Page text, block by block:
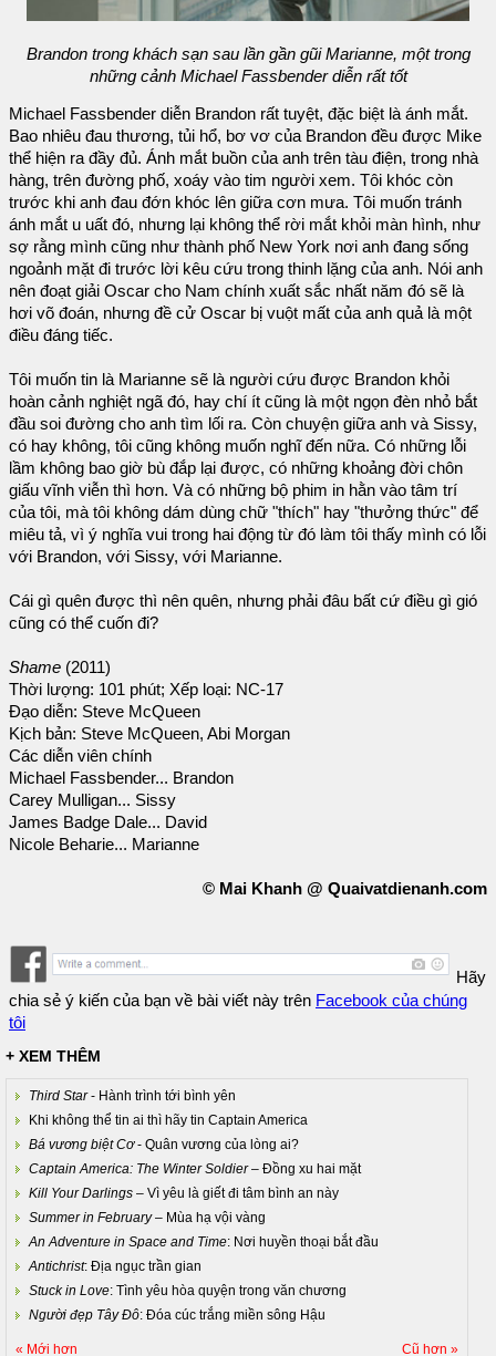
Brandon trong khách sạn sau lần gần gũi Marianne, một trong
những cảnh Michael Fassbender diễn rất tốt
Michael Fassbender diễn Brandon rất tuyệt, đặc biệt là ánh mắt.
Bao nhiêu đau thương, tủi hổ, bơ vơ của Brandon đều được Mike
thể hiện ra đầy đủ. Ánh mắt buồn của anh trên tàu điện, trong nhà
hàng, trên đường phố, xoáy vào tim người xem. Tôi khóc còn
trước khi anh đau đớn khóc lên giữa cơn mưa. Tôi muốn tránh
ánh mắt u uất đó, nhưng lại không thể rời mắt khỏi màn hình, như
sợ rằng mình cũng như thành phố New York nơi anh đang sống
ngoảnh mặt đi trước lời kêu cứu trong thinh lặng của anh. Nói anh
nên đoạt giải Oscar cho Nam chính xuất sắc nhất năm đó sẽ là
hơi võ đoán, nhưng đề cử Oscar bị vuột mất của anh quả là một
điều đáng tiếc.
Tôi muốn tin là Marianne sẽ là người cứu được Brandon khỏi
hoàn cảnh nghiệt ngã đó, hay chí ít cũng là một ngọn đèn nhỏ bắt
đầu soi đường cho anh tìm lối ra. Còn chuyện giữa anh và Sissy,
có hay không, tôi cũng không muốn nghĩ đến nữa. Có những lỗi
lầm không bao giờ bù đắp lại được, có những khoảng đời chôn
giấu vĩnh viễn thì hơn. Và có những bộ phim in hằn vào tâm trí
của tôi, mà tôi không dám dùng chữ "thích" hay "thưởng thức" để
miêu tả, vì ý nghĩa vui trong hai động từ đó làm tôi thấy mình có lỗi
với Brandon, với Sissy, với Marianne.
Cái gì quên được thì nên quên, nhưng phải đâu bất cứ điều gì gió
cũng có thể cuốn đi?
Shame (2011)
Thời lượng: 101 phút; Xếp loại: NC-17
Đạo diễn: Steve McQueen
Kịch bản: Steve McQueen, Abi Morgan
Các diễn viên chính
Michael Fassbender... Brandon
Carey Mulligan... Sissy
James Badge Dale... David
Nicole Beharie... Marianne
© Mai Khanh @ Quaivatdienanh.com
Hãy
chia sẻ ý kiến của bạn về bài viết này trên Facebook của chúng
tôi
+ XEM THÊM
Third Star- Hành trình tới bình yên
Khi không thể tin ai thì hãy tin Captain America
Bá vương biệt Cơ- Quân vương của lòng ai?
Captain America: The Winter Soldier– Đồng xu hai mặt
Kill Your Darlings – Vì yêu là giết đi tâm bình an này
Summer in February– Mùa hạ vội vàng
An Adventure in Space and Time: Nơi huyền thoại bắt đầu
Antichrist: Địa ngục trần gian
Stuck in Love: Tình yêu hòa quyện trong văn chương
Người đẹp Tây Đô: Đóa cúc trắng miền sông Hậu
« Mới hơn Cũ hơn »